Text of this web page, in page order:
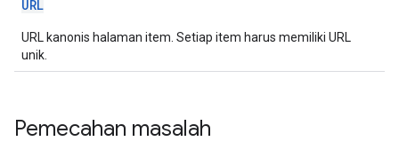
URL
URL kanonis halaman item. Setiap item harus memiliki URL
unik.
Pemecahan masalah